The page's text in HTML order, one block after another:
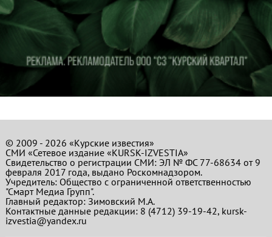
© 2009 - 2026 «Курские известия»
СМИ «Сетевое издание «KURSK-IZVESTIA»
Свидетельство о регистрации СМИ: ЭЛ № ФС 77-68634 от 9
февраля 2017 года, выдано Роскомнадзором.
Учредитель: Общество с ограниченной ответственностью
"Смарт Медиа Групп".
Главный редактор:Зимовский М.А.
Контактные данные редакции: 8 (4712) 39-19-42, kursk-
izvestia@yandex.ru